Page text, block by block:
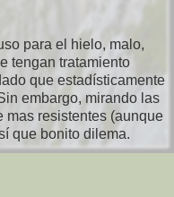
para el hielo, malo,
tengan tratamiento
que estadísticamente
embargo, mirando las
mas resistentes (aunque
que bonito dilema.